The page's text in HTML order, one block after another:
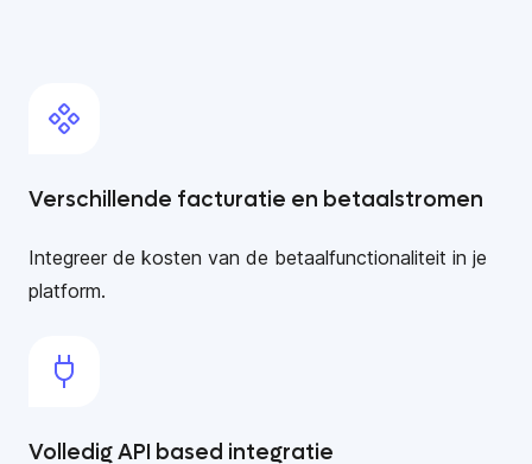
Verschillende facturatie en betaalstromen
Integreer de kosten van de betaalfunctionaliteit in je
platform.
Volledig API based integratie